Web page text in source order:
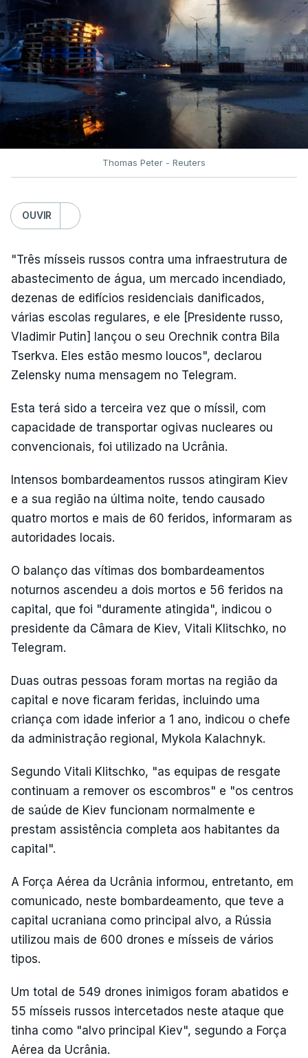
Thomas Peter - Reuters
OUVIR
"Três mísseis russos contra uma infraestrutura de
abastecimento de água, um mercado incendiado,
dezenas de edifícios residenciais danificados,
várias escolas regulares, e ele [Presidente russo,
Vladimir Putin] lançou o seu Orechnik contra Bila
Tserkva. Eles estão mesmo loucos", declarou
Zelensky numa mensagem no Telegram.
Esta terá sido a terceira vez que o míssil, com
capacidade de transportar ogivas nucleares ou
convencionais, foi utilizado na Ucrânia.
Intensos bombardeamentos russos atingiram Kiev
e a sua região na última noite, tendo causado
quatro mortos e mais de 60 feridos, informaram as
autoridades locais.
O balanço das vítimas dos bombardeamentos
noturnos ascendeu a dois mortos e 56 feridos na
capital, que foi "duramente atingida", indicou o
presidente da Câmara de Kiev, Vitali Klitschko, no
Telegram.
Duas outras pessoas foram mortas na região da
capital e nove ficaram feridas, incluindo uma
criança com idade inferior a 1 ano, indicou o chefe
da administração regional, Mykola Kalachnyk.
Segundo Vitali Klitschko, "as equipas de resgate
continuam a remover os escombros" e "os centros
de saúde de Kiev funcionam normalmente e
prestam assistência completa aos habitantes da
capital".
A Força Aérea da Ucrânia informou, entretanto, em
comunicado, neste bombardeamento, que teve a
capital ucraniana como principal alvo, a Rússia
utilizou mais de 600 drones e mísseis de vários
tipos.
Um total de 549 drones inimigos foram abatidos e
55 mísseis russos intercetados neste ataque que
tinha como "alvo principal Kiev", segundo a Força
Aérea da Ucrânia.